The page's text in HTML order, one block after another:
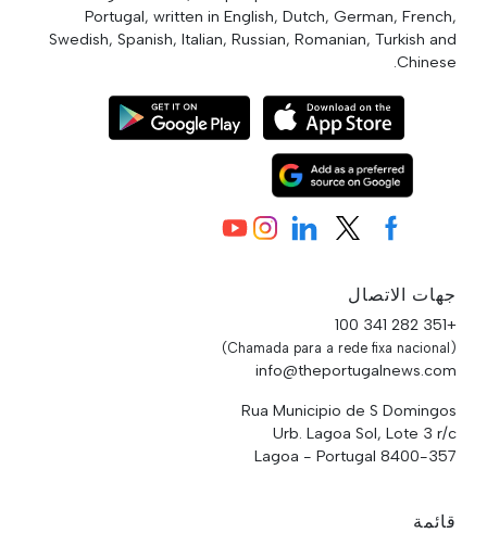
Portugal, written in English, Dutch, German, French,
Swedish, Spanish, Italian, Russian, Romanian, Turkish and
Chinese.
جهات الاتصال
+351 282 341 100
(Chamada para a rede fixa nacional)
info@theportugalnews.com
Rua Municipio de S Domingos
Urb. Lagoa Sol, Lote 3 r/c
8400-357 Lagoa - Portugal
قائمة